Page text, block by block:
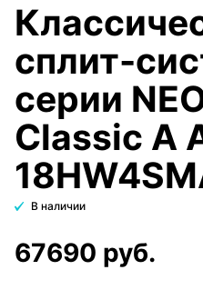
сплит-
серии
Classic A
В наличии
67690 руб.